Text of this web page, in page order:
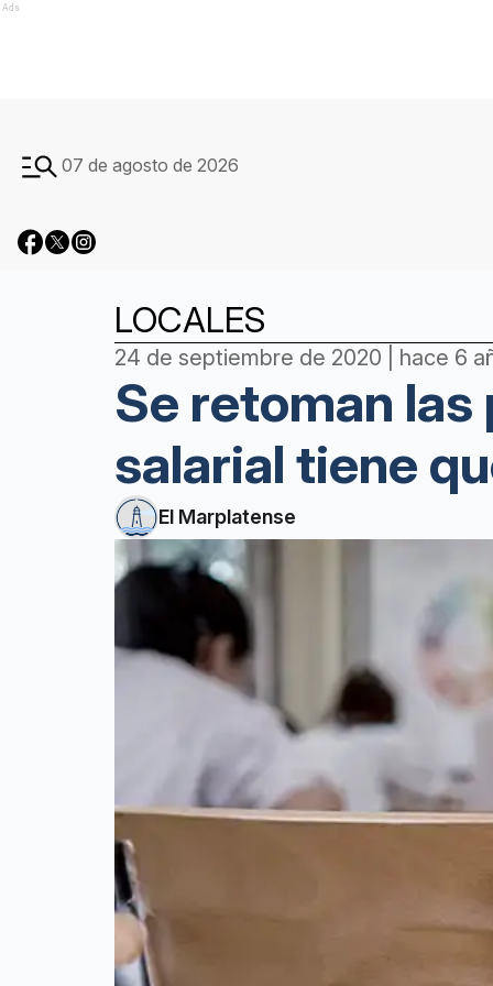
Ads
07 de agosto de 2026
LOCALES
24 de septiembre de 2020 | hace 6
Se retoman
salarial tiene
El Marplatense